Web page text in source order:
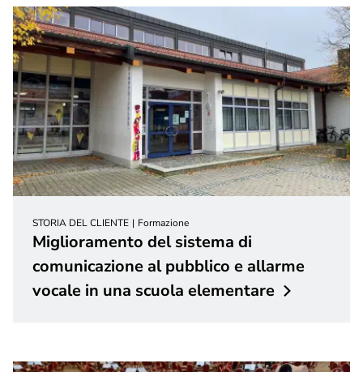
STORIA DEL CLIENTE Formazione
Miglioramento del sistema di
comunicazione al pubblico e allarme
vocale in una scuola elementare